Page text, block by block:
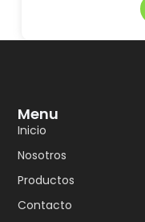
Menu
Inicio
Nosotros
Productos
Contacto